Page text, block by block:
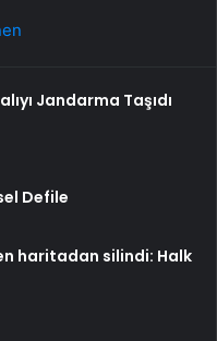
Jandarma Taşıdı
Defile
haritadan silindi: Halk